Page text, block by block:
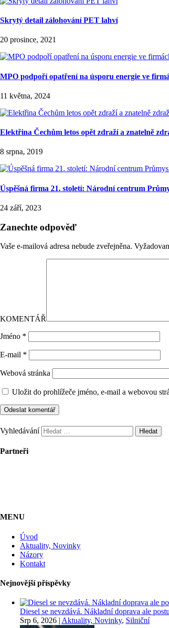
Skrytý detail zálohování PET lahví
20 prosince, 2021
MPO podpoří opatření na úsporu energie ve
11 května, 2024
Elektřina Čechům letos opět zdraží a znatelně
8 srpna, 2019
Úspěšná firma 21. století: Národní centrum
24 září, 2023
Zanechte odpověď
Vaše e-mailová adresa nebude zveřejněna.
KOMENTÁŘ
Jméno *
E-mail *
Webová stránka
Uložit do prohlížeče jméno, e-mail a webovou
Vyhledávání
Partneři
MENU
Úvod
Aktuality, Novinky
Názory
Kontakt
Nejnovější příspěvky
Diesel se nevzdává. Nákladní doprava ale
Srp 6, 2026 | Aktuality, Novinky, Silniční